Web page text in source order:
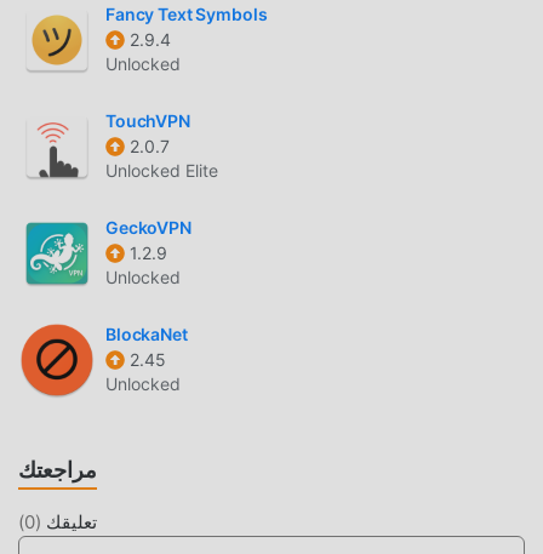
Fancy Text Symbols
2.9.4
Unlocked
TouchVPN
2.0.7
Unlocked Elite
GeckoVPN
1.2.9
Unlocked
BlockaNet
2.45
Unlocked
مراجعتك
تعليقك (
0
)